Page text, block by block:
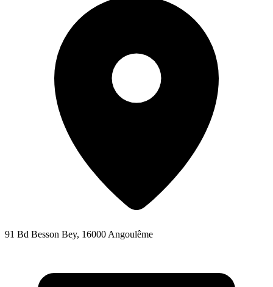
91 Bd Besson Bey, 16000 Angoulême